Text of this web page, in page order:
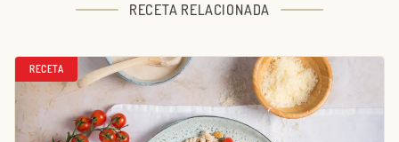
RECETA RELACIONADA
RECETA